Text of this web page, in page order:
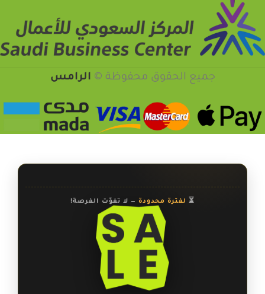
جميع الحقوق محفوظة ©️ الرامس
⏳ لفترة محدودة — لا تفوّت الفرصة!